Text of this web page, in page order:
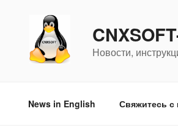
содержимому
Новости,
News in English Свяжитесь с